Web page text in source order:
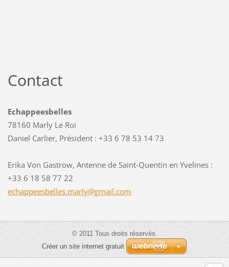
Contact
Echappeesbelles
78160 Marly Le Roi
Daniel Carlier, Président : +33 6 78 53 14 73
Erika Von Gastrow, Antenne de Saint-Quentin en Yvelines :
+33 6 18 58 77 22
echappeesbelles.marly@gmail.com
© 2011 Tous droits réservés.
Créer un site internet gratuit